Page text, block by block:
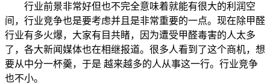
行业前景非常好但也不完全意味着就能有很大的利润空
间，行业竞争也是要考虑并且是非常重要的一点。现在除甲醛
行业有多火爆，大家有目共睹，因为遭受甲醛毒害的人太多
了，各大新闻媒体也在相继报道。很多人看到了这个商机，想
要从中分一杯羹，于是 越来越多的人从事这一行。行业竞争
也不小。